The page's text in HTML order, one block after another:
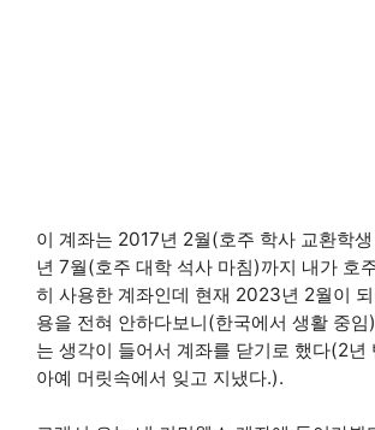
이 계좌는 2017년 2월(호주 학사 교환학
년 7월(호주 대학 석사 마침)까지 내가 호
히 사용한 계좌인데 현재 2023년 2월이
용을 전혀 안하다보니(한국에서 생활 중
는 생각이 들어서 계좌를 닫기로 했다(2년
아예 머릿속에서 잊고 지냈다.).